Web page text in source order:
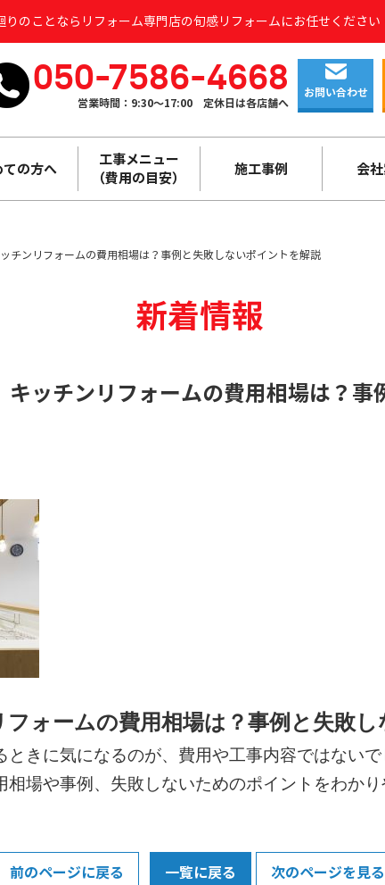
のことならリフォーム専門店の旬感リフォームにお任せください
050-7586-4668
営業時間：9:30～17:00 定休日は各店舗へ
お問い合わせ
ての方へ
工事メニュー
（費用の目安）
施工事例 会
チンリフォームの費用相場は？事例と失敗しないポイントを解説
新着情報
ッチンリフォームの費用相場は？事
ォームの費用相場は？事例と失敗
きに気になるのが、費用や工事内容ではないで
場や事例、失敗しないためのポイントをわかり
前のページに戻る 一覧に戻る 次のページを見る